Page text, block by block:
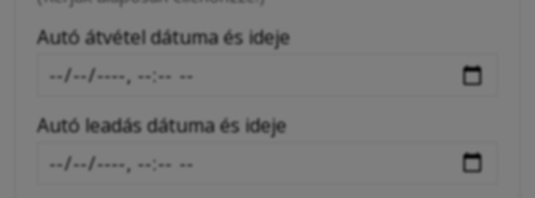
-
Autó átvétel dátuma és ideje
Autó leadás dátuma és ideje